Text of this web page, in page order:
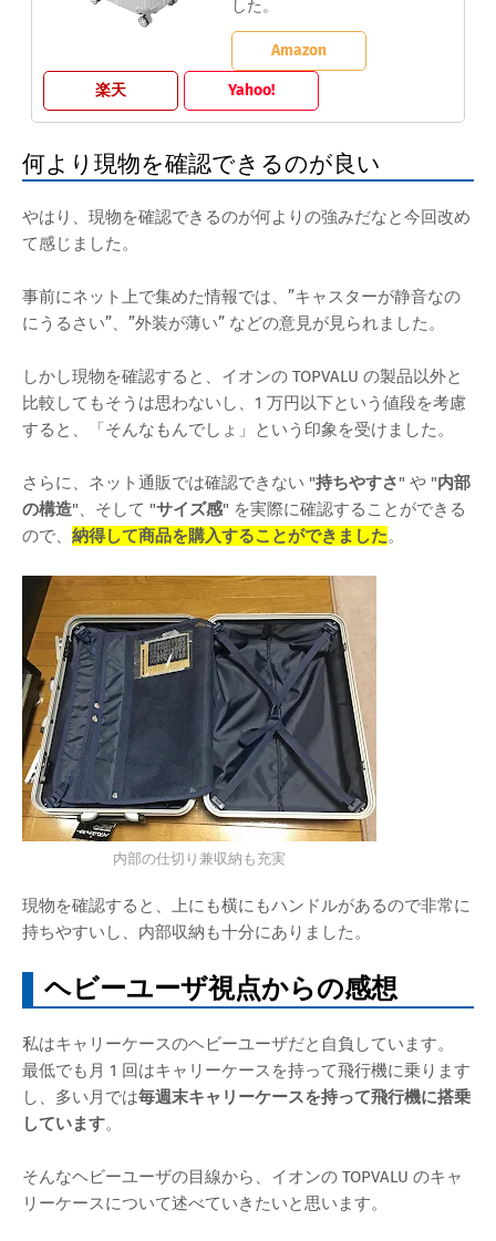
した。
Amazon
楽天 Yahoo!
何より現物を確認できるのが良い
やはり、現物を確認できるのが何よりの強みだなと今回改め
て感じました。
事前にネット上で集めた情報では、”キャスターが静音なの
にうるさい”、”外装が薄い” などの意見が見られました。
しかし現物を確認すると、イオンの TOPVALU の製品以外と
比較してもそうは思わないし、1 万円以下という値段を考慮
すると、「そんなもんでしょ」という印象を受けました。
さらに、ネット通販では確認できない "持ちやすさ" や "内部
の構造"、そして "サイズ感" を実際に確認することができる
ので、 納得して商品を購入することができました。
内部の仕切り兼収納も充実
現物を確認すると、上にも横にもハンドルがあるので非常に
持ちやすいし、内部収納も十分にありました。
ヘビーユーザ視点からの感想
私はキャリーケースのヘビーユーザだと自負しています。
最低でも月 1 回はキャリーケースを持って飛行機に乗ります
し、多い月では毎週末キャリーケースを持って飛行機に搭乗
しています。
そんなヘビーユーザの目線から、イオンの TOPVALU のキャ
リーケースについて述べていきたいと思います。